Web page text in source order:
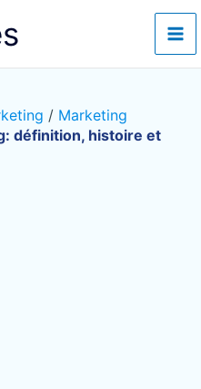
/ Marketing
définition, histoire et